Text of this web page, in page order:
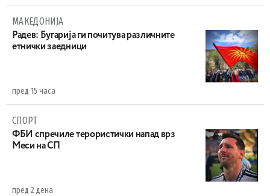
МАКЕДОНИЈА
Радев: Бугарија ги почитува различните
етнички заедници
пред 15 часа
СПОРТ
ФБИ спречиле терористички напад врз
Меси на СП
пред 2 дена